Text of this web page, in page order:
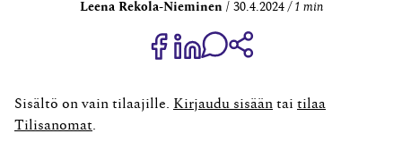
Leena Rekola-Nieminen 30.4.2024 1 min
Jaa Share on Facebook
Jaa Share on LinkedIn
Jaa WhatsApp-viestinä
Sisältö on vain tilaajille. Kirjaudu sisään tai tilaa
Tilisanomat